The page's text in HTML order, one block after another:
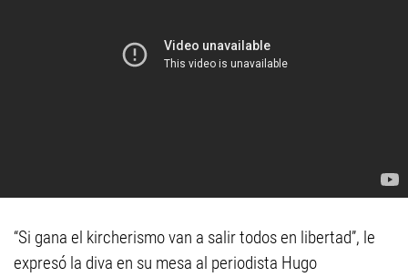
“Si gana el kircherismo van a salir todos en libertad”, le
expresó la diva en su mesa al periodista Hugo